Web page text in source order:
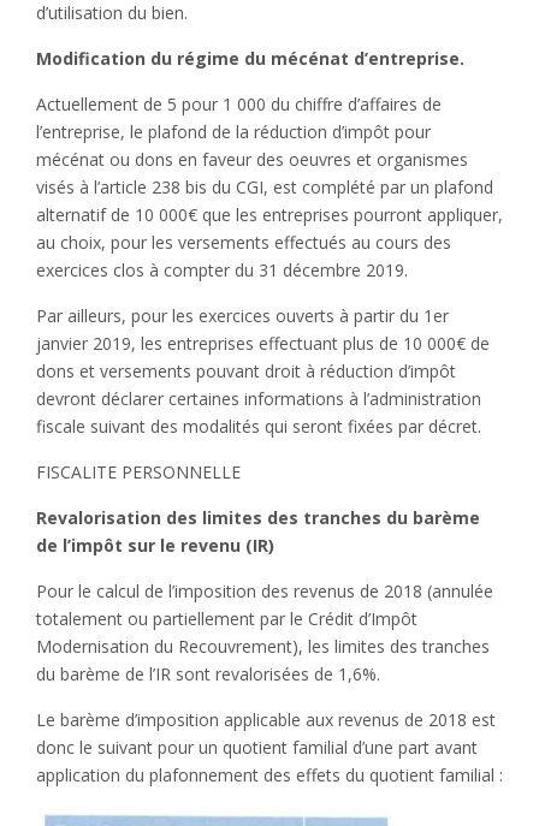
d’utilisation du bien.
Modification du régime du mécénat d’entreprise.
Actuellement de 5 pour 1 000 du chiffre d’affaires de
l’entreprise, le plafond de la réduction d’impôt pour
mécénat ou dons en faveur des oeuvres et organismes
visés à l’article 238 bis du CGI, est complété par un plafond
alternatif de 10 000€ que les entreprises pourront appliquer,
au choix, pour les versements effectués au cours des
exercices clos à compter du 31 décembre 2019.
Par ailleurs, pour les exercices ouverts à partir du 1er
janvier 2019, les entreprises effectuant plus de 10 000€ de
dons et versements pouvant droit à réduction d’impôt
devront déclarer certaines informations à l’administration
fiscale suivant des modalités qui seront fixées par décret.
FISCALITE PERSONNELLE
Revalorisation des limites des tranches du barème
de l’impôt sur le revenu (IR)
Pour le calcul de l’imposition des revenus de 2018 (annulée
totalement ou partiellement par le Crédit d’Impôt
Modernisation du Recouvrement), les limites des tranches
du barème de l’IR sont revalorisées de 1,6%.
Le barème d’imposition applicable aux revenus de 2018 est
donc le suivant pour un quotient familial d’une part avant
application du plafonnement des effets du quotient familial :